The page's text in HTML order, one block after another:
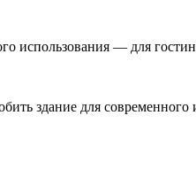
использования — для
здание для современного